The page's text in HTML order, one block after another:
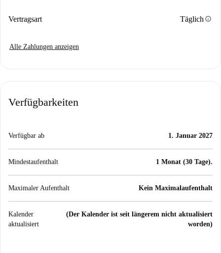
Vertragsart Täglich info
Alle Zahlungen anzeigen
Verfügbarkeiten
Verfügbar ab 1. Januar 2027
Mindestaufenthalt 1 Monat (30 Tage).
Maximaler Aufenthalt Kein Maximalaufenthalt
Kalender
aktualisiert
(Der Kalender ist seit längerem nicht aktualisiert
worden)